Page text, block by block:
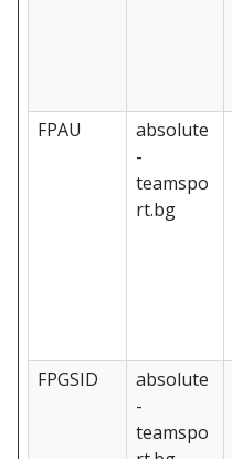
FPAU
absolute
-
teamspo
rt.bg
FPGSID
absolute
-
teamspo